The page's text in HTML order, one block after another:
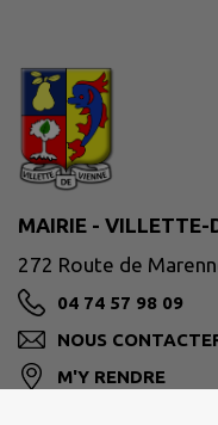
MAIRIE - VILLETTE-
272 Route de
04 74 57 98 09
NOUS
M'Y RENDRE